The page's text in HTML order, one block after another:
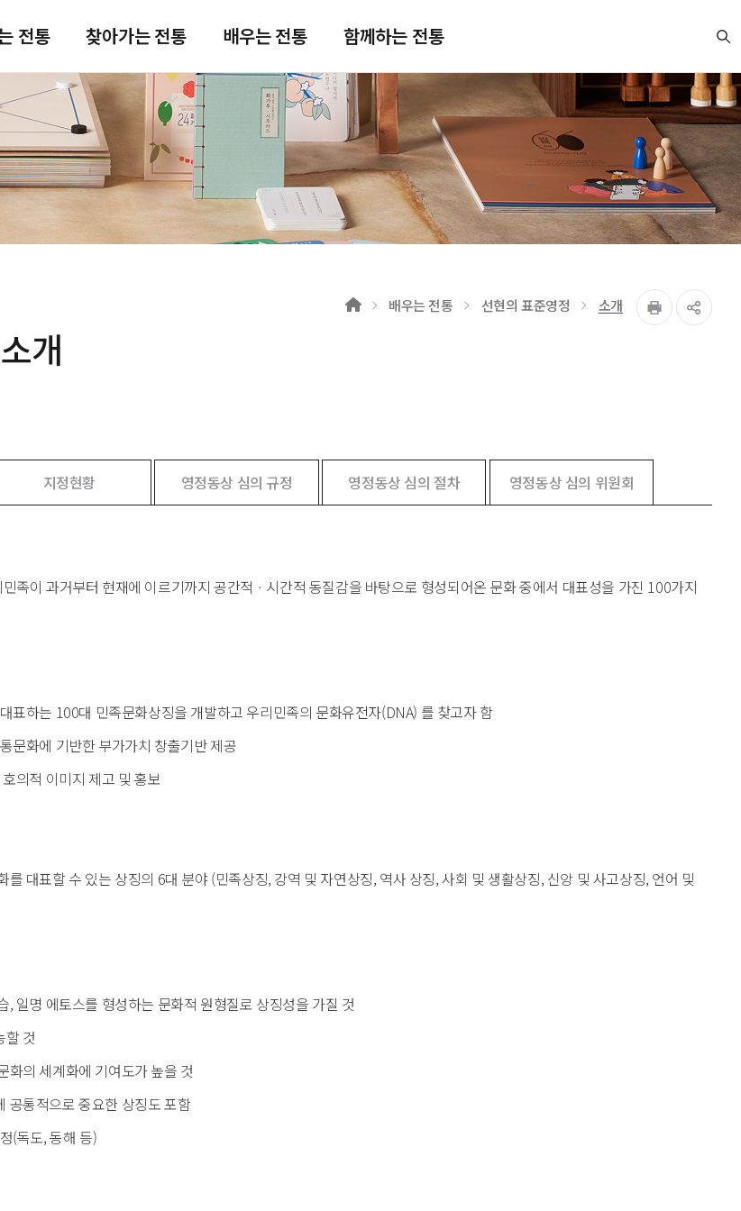
전통 찾아가는 전통 배우는 전통 함께하는 전통
소개
배우는 전통 선현의 표준영정 소개
지정현황 영정동상 심의 규정 영정동상 심의 절차 영정동상 심의 위원회
족이 과거부터 현재에 이르기까지 공간적ㆍ시간적 동질감을 바탕으로 형성되어온 문화 중에서 대표성을 가진 100가지
표하는 100대 민족문화상징을 개발하고 우리민족의 문화유전자(DNA) 를 찾고자 함
문화에 기반한 부가가치 창출기반 제공
의적 이미지 제고 및 홍보
를 대표할 수 있는 상징의 6대 분야 (민족상징, 강역 및 자연상징, 역사 상징, 사회 및 생활상징, 신앙 및 사고상징, 언어 및
, 일명 에토스를 형성하는 문화적 원형질로 상징성을 가질 것
할 것
화의 세계화에 기여도가 높을 것
공통적으로 중요한 상징도 포함
(독도, 동해 등)